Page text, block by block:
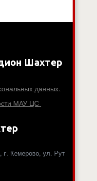
Шахтер
данных.
МАУ ЦС
, г. Кемерово, ул. Рут